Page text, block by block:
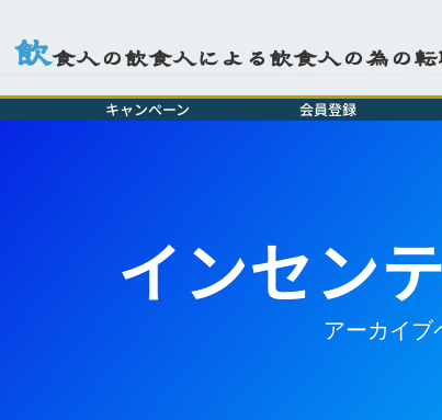
飲食人の飲食人による飲食人の為の
キャンペーン 会員登録
インセン
アーカイブ